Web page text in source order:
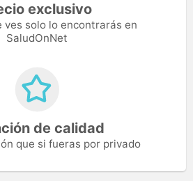
exclusivo
ves solo lo encontrarás en
SaludOnNet
de calidad
que si fueras por privado